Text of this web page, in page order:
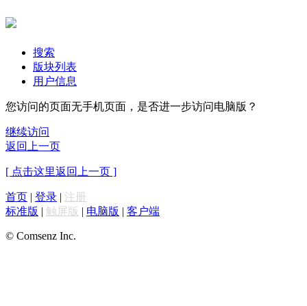
搜索
版块列表
用户信息
您访问的页面无手机页面，是否进一步访问电脑版？
继续访问
返回上一页
[ 点击这里返回上一页 ]
首页 | 登录 | 注册
标准版 | 触屏版 | 电脑版 | 客户端
© Comsenz Inc.